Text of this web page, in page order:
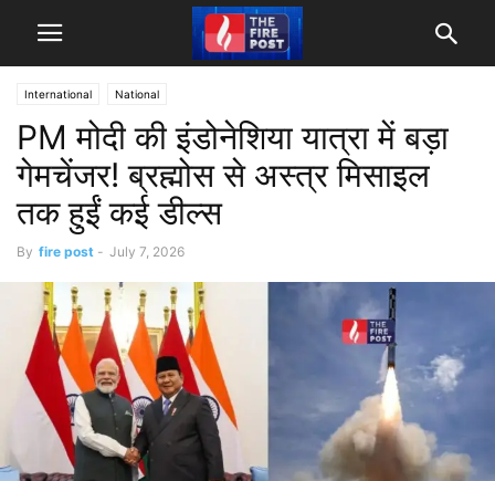
International National
PM मोदी की इंडोनेशिया यात्रा में बड़ा
गेमचेंजर! ब्रह्मोस से अस्त्र मिसाइल
तक हुईं कई डील्स
By fire post - July 7, 2026